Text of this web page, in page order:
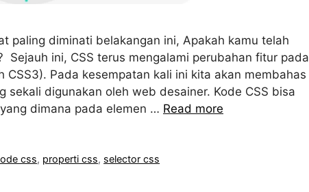
paling diminati belakangan ini, Apakah kamu telah
Sejauh ini, CSS terus mengalami perubahan fitur pada
CSS3). Pada kesempatan kali ini kita akan membahas
sekali digunakan oleh web desainer. Kode CSS bisa
dimana pada elemen … Read more
css, properti css, selector css